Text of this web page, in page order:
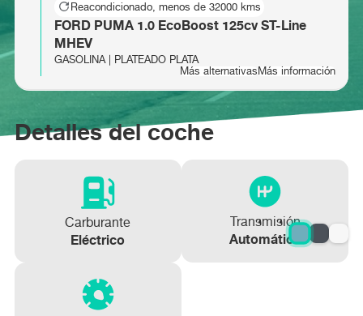
Reacondicionado, menos de 32000 kms
FORD PUMA 1.0 EcoBoost 125cv ST-Line
MHEV
GASOLINA | PLATEADO PLATA
Más alternativas
Más información
FORD PUMA 1.0 EcoBoost 125cv ST-Line X
MHEV
FORD PUMA 1.0 EcoBoost 125cv Titanium
MHEV
Detalles del coche
Carburante
Eléctrico
Transmisión
Automático